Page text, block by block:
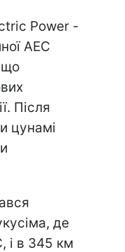
Power -
AЕС
що
Після
цунамі
де
і в 345 км